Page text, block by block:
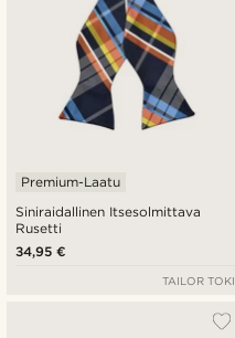
Siniraidallinen Itsesolmittava
Rusetti
Premium-Laatu
34,95 €
TAILOR TOKI